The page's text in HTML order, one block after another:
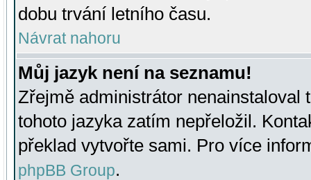
dobu trvání letního času.
Návrat nahoru
Můj jazyk není na seznamu!
Zřejmě administrátor nenainstaloval
tohoto jazyka zatím nepřeložil.
překlad vytvořte sami. Pro více
phpBB Group.